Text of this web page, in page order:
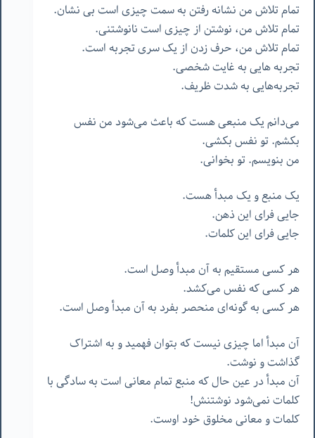
تمام تلاش من نشانه رفتن به سمت چیزی است بی نشان.
تمام تلاش من، نوشتن از چیزی است نانوشتنی.
تمام تلاش من، حرف زدن از یک سری تجربه است.
تجربه هایی به غایت شخصی.
تجربه‌هایی به شدت ظریف.
می‌دانم یک منبعی هست که باعث می‌شود من نفس
بکشم. تو نفس بکشی.
من بنویسم. تو بخوانی.
یک منبع و یک مبدأ هست.
جایی فرای این ذهن.
جایی فرای این کلمات.
هر کسی مستقیم به آن مبدأ وصل است.
هر کسی که نفس می‌کشد.
هر کسی به گونه‌ای منحصر بفرد به آن مبدأ وصل است.
آن مبدأ اما چیزی نیست که بتوان فهمید و به اشتراک
گذاشت و نوشت.
آن مبدأ در عین حال که منبع تمام معانی است به سادگی با
کلمات نمی‌شود نوشتنش!
کلمات و معانی مخلوق خود اوست.